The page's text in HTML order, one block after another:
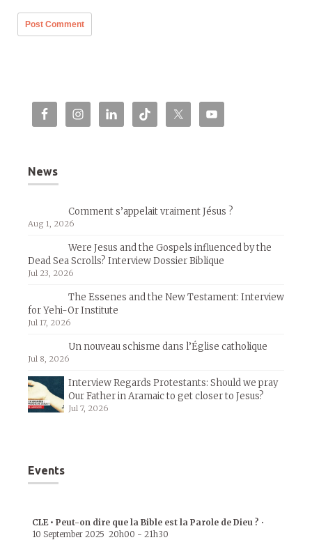
News
Comment s’appelait vraiment Jésus ?
Aug 1, 2026
Were Jesus and the Gospels influenced by the
Dead Sea Scrolls? Interview Dossier Biblique
Jul 23, 2026
The Essenes and the New Testament: Interview
for Yehi-Or Institute
Jul 17, 2026
Un nouveau schisme dans l’Église catholique
Jul 8, 2026
Interview Regards Protestants: Should we pray
Our Father in Aramaic to get closer to Jesus?
Jul 7, 2026
Events
CLE • Peut-on dire que la Bible est la Parole de Dieu ? •
10 September 2025 20h00 - 21h30